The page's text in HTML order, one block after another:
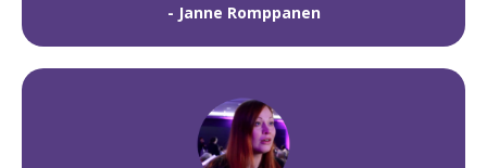
- Janne Romppanen